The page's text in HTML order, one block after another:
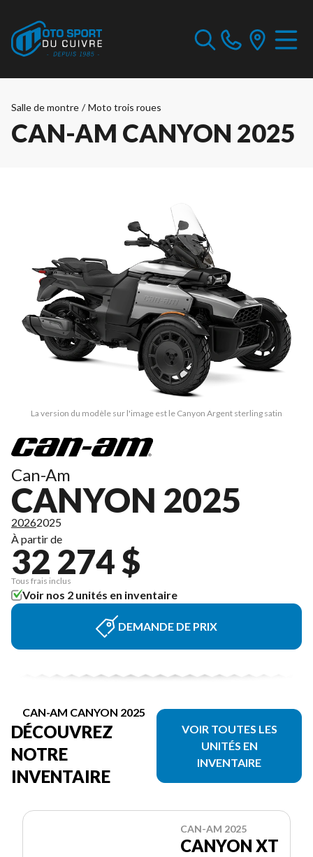
Salle de montre / Moto trois roues
CAN-AM CANYON 2025
La version du modèle sur l'image est le Canyon Argent sterling satin
Can-Am
CANYON 2025
20262025
À partir de
32 274 $
Tous frais inclus
Voir nos 2 unités en inventaire
DEMANDE DE PRIX
CAN-AM CANYON 2025
DÉCOUVREZ
NOTRE
INVENTAIRE
VOIR TOUTES LES
UNITÉS EN
INVENTAIRE
CAN-AM 2025
CANYON XT